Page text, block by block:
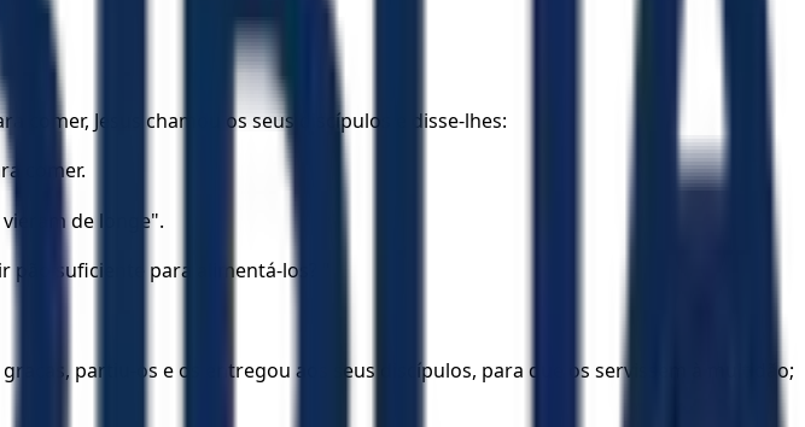
comer, Jesus chamou os seus discípulos e disse-lhes:
comer.
de longe".
suficiente para alimentá-los? "
partiu-os e os entregou aos seus discípulos, para que os servissem à multidão;